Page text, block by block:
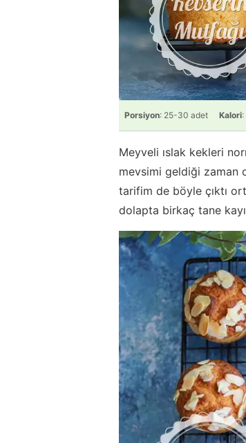
Porsiyon: 25-30 adet Kalori
Meyveli ıslak kekleri
mevsimi geldiği zaman
tarifim de böyle çıktı
dolapta birkaç tane